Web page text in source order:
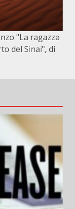
"La ragazza
del Sinai", di